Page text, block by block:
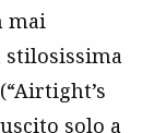
mai
stilosissima
solo a